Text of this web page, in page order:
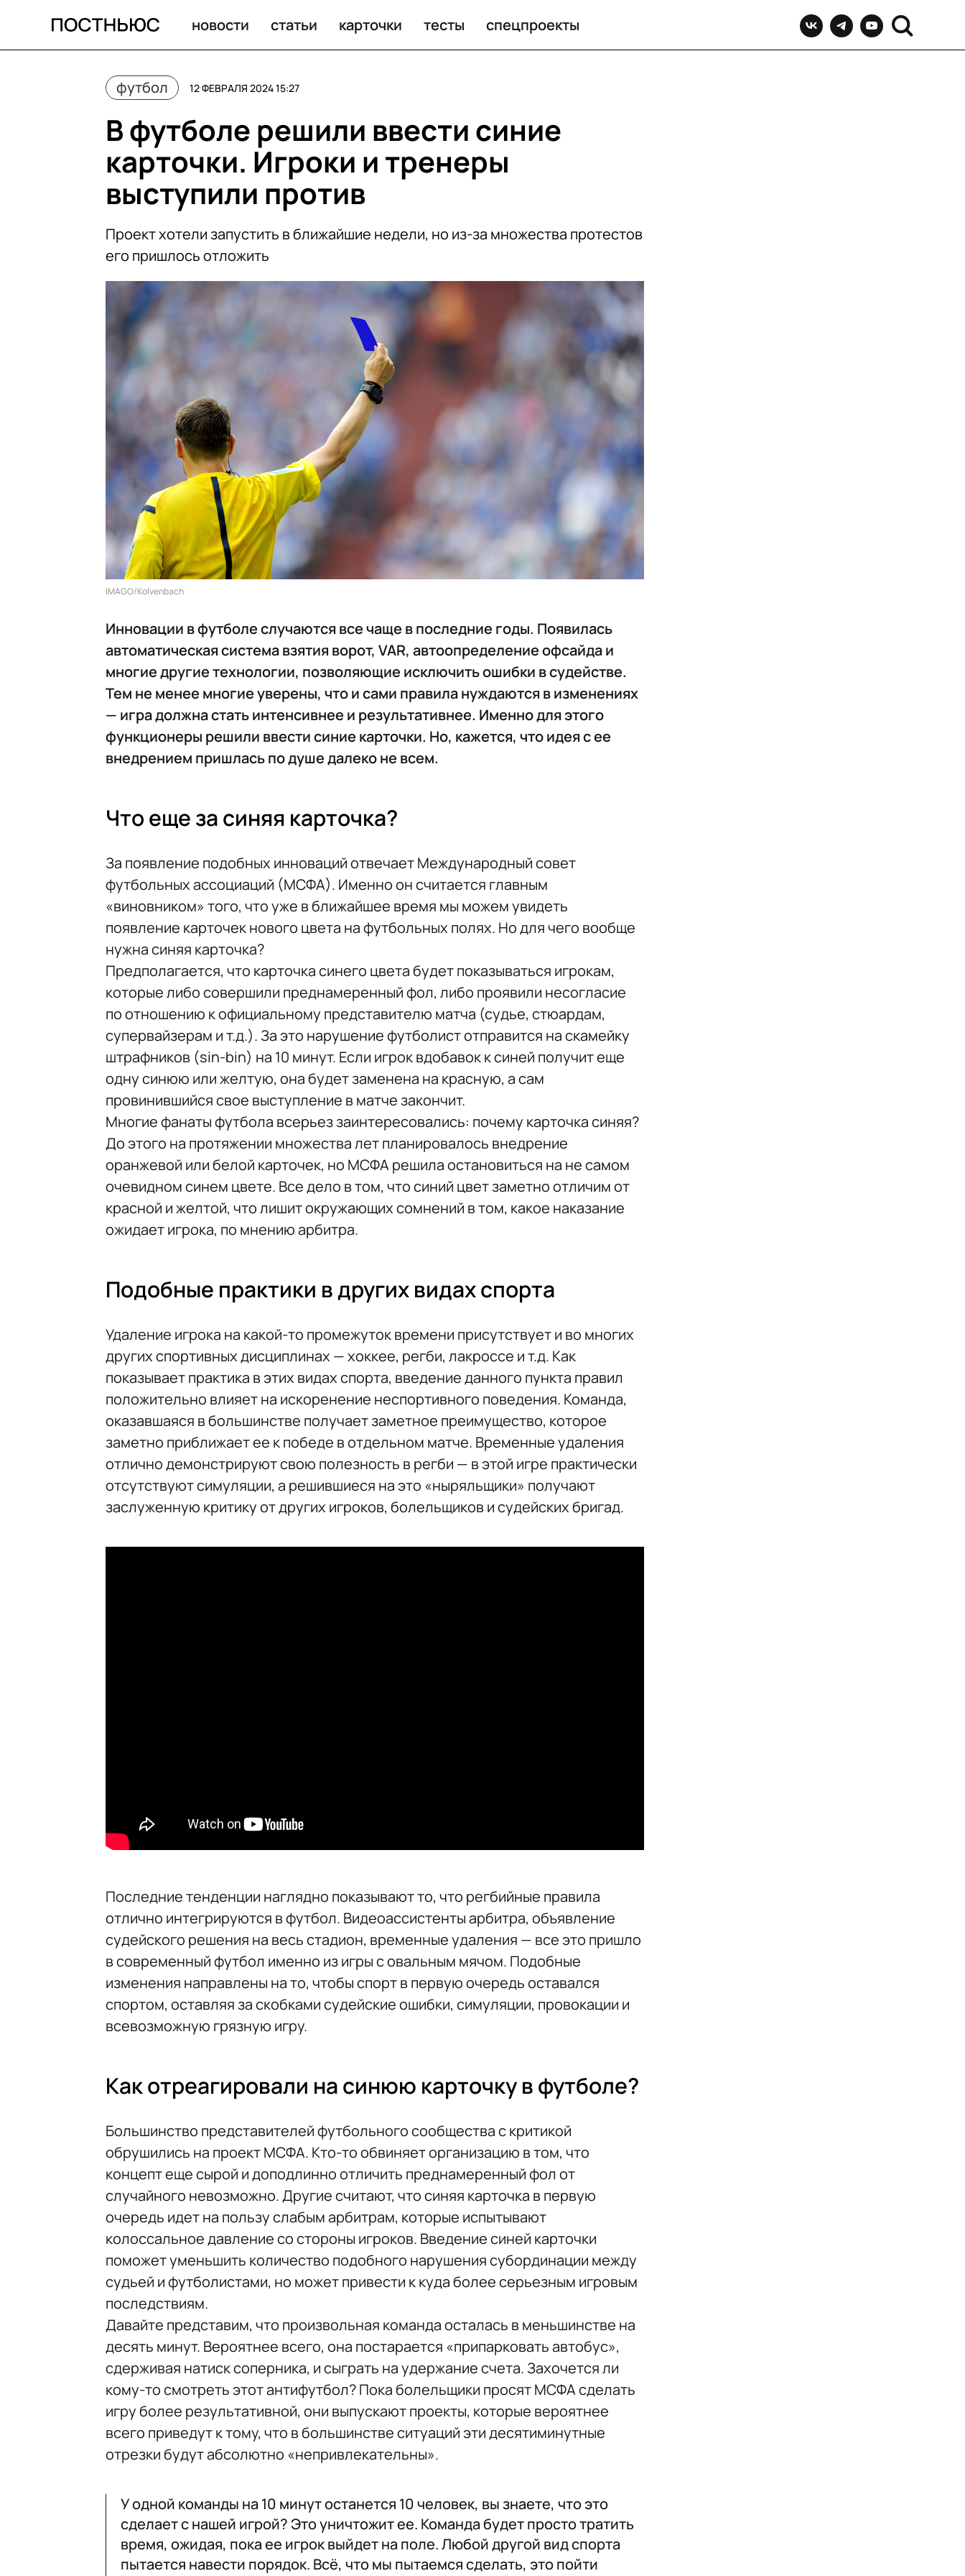
новости статьи карточки тесты спецпроекты
футбол 12 ФЕВРАЛЯ 2024 15:27
В футболе решили ввести синие
карточки. Игроки и тренеры
выступили против
Проект хотели запустить в ближайшие недели, но из-за множества протестов
его пришлось отложить
IMAGO/Kolvenbach
Инновации в футболе случаются все чаще в последние годы. Появилась
автоматическая система взятия ворот, VAR, автоопределение офсайда и
многие другие технологии, позволяющие исключить ошибки в судействе.
Тем не менее многие уверены, что и сами правила нуждаются в изменениях
— игра должна стать интенсивнее и результативнее. Именно для этого
функционеры решили ввести синие карточки. Но, кажется, что идея с ее
внедрением пришлась по душе далеко не всем.
Что еще за синяя карточка?
За появление подобных инноваций отвечает Международный совет
футбольных ассоциаций (МСФА). Именно он считается главным
«виновником» того, что уже в ближайшее время мы можем увидеть
появление карточек нового цвета на футбольных полях. Но для чего вообще
нужна синяя карточка?
Предполагается, что карточка синего цвета будет показываться игрокам,
которые либо совершили преднамеренный фол, либо проявили несогласие
по отношению к официальному представителю матча (судье, стюардам,
супервайзерам и т.д.). За это нарушение футболист отправится на скамейку
штрафников (sin-bin) на 10 минут. Если игрок вдобавок к синей получит еще
одну синюю или желтую, она будет заменена на красную, а сам
провинившийся свое выступление в матче закончит.
Многие фанаты футбола всерьез заинтересовались: почему карточка синяя?
До этого на протяжении множества лет планировалось внедрение
оранжевой или белой карточек, но МСФА решила остановиться на не самом
очевидном синем цвете. Все дело в том, что синий цвет заметно отличим от
красной и желтой, что лишит окружающих сомнений в том, какое наказание
ожидает игрока, по мнению арбитра.
Подобные практики в других видах спорта
Удаление игрока на какой-то промежуток времени присутствует и во многих
других спортивных дисциплинах — хоккее, регби, лакроссе и т.д. Как
показывает практика в этих видах спорта, введение данного пункта правил
положительно влияет на искоренение неспортивного поведения. Команда,
оказавшаяся в большинстве получает заметное преимущество, которое
заметно приближает ее к победе в отдельном матче. Временные удаления
отлично демонстрируют свою полезность в регби — в этой игре практически
отсутствуют симуляции, а решившиеся на это «ныряльщики» получают
заслуженную критику от других игроков, болельщиков и судейских бригад.
Последние тенденции наглядно показывают то, что регбийные правила
отлично интегрируются в футбол. Видеоассистенты арбитра, объявление
судейского решения на весь стадион, временные удаления — все это пришло
в современный футбол именно из игры с овальным мячом. Подобные
изменения направлены на то, чтобы спорт в первую очередь оставался
спортом, оставляя за скобками судейские ошибки, симуляции, провокации и
всевозможную грязную игру.
Как отреагировали на синюю карточку в футболе?
Большинство представителей футбольного сообщества с критикой
обрушились на проект МСФА. Кто-то обвиняет организацию в том, что
концепт еще сырой и доподлинно отличить преднамеренный фол от
случайного невозможно. Другие считают, что синяя карточка в первую
очередь идет на пользу слабым арбитрам, которые испытывают
колоссальное давление со стороны игроков. Введение синей карточки
поможет уменьшить количество подобного нарушения субординации между
судьей и футболистами, но может привести к куда более серьезным игровым
последствиям.
Давайте представим, что произвольная команда осталась в меньшинстве на
десять минут. Вероятнее всего, она постарается «припарковать автобус»,
сдерживая натиск соперника, и сыграть на удержание счета. Захочется ли
кому-то смотреть этот антифутбол? Пока болельщики просят МСФА сделать
игру более результативной, они выпускают проекты, которые вероятнее
всего приведут к тому, что в большинстве ситуаций эти десятиминутные
отрезки будут абсолютно «непривлекательны».
У одной команды на 10 минут останется 10 человек, вы знаете, что это
сделает с нашей игрой? Это уничтожит ее. Команда будет просто тратить
время, ожидая, пока ее игрок выйдет на поле. Любой другой вид спорта
пытается навести порядок. Всё, что мы пытаемся сделать, это пойти